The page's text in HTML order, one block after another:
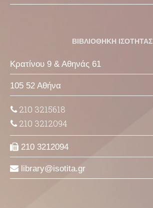
ΒΙΒΛΙΟΘΗΚΗ ΙΣΟΤΗΤΑΣ
Κρατίνου 9 & Αθηνάς 61
105 52 Αθήνα
210 3215618
210 3212094
210 3212094
library isotita gr